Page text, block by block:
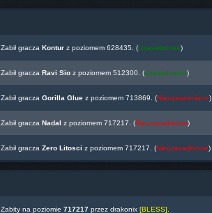
Zabił gracza Konturz poziomem 628435. (Uzasadnione)
Zabił gracza Ravi Sioz poziomem 512300. (Uzasadnione)
Zabił gracza Gorilla Gluez poziomem 713869. (Nieuzasadnione)
Zabił gracza Nadal z poziomem 717217. (Nieuzasadnione)
Zabił gracza Zero Litosci z poziomem 717217. (Nieuzasadnione)
Zabity na poziomie 717217przez drakonix [BLESS]